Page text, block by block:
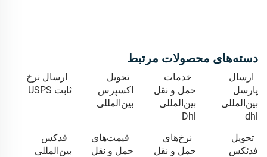
دسته‌های محصولات مرتبط
ارسال
پارسل
بین‌المللی
dhl
خدمات
حمل و نقل
بین‌المللی
Dhl
تحویل
اکسپرس
بین‌المللی
ارسال نرخ
ثابت USPS
تحویل
فدئکس
نرخ‌های
حمل و نقل
قیمت‌های
حمل و نقل
فدکس
بین‌المللی